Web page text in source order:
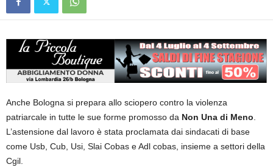
Anche Bologna si prepara allo sciopero contro la violenza
patriarcale in tutte le sue forme promosso da Non Una di Meno.
L’astensione dal lavoro è stata proclamata dai sindacati di base
come Usb, Cub, Usi, Slai Cobas e Adl cobas, insieme a settori della
Cgil.